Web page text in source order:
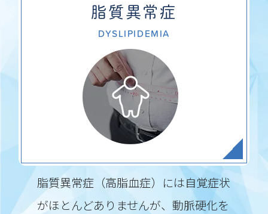
脂質異常症
DYSLIPIDEMIA
脂質異常症（高脂血症）には自覚症状
がほとんどありませんが、動脈硬化を